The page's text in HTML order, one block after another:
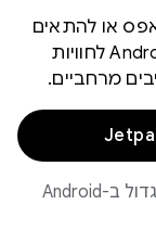
או להתאים
אפליקציה לנייד או למסך גדול ב-Android לחוויות
אפליקציית JetNews היא אפליקציה למסך גדול ב-Android